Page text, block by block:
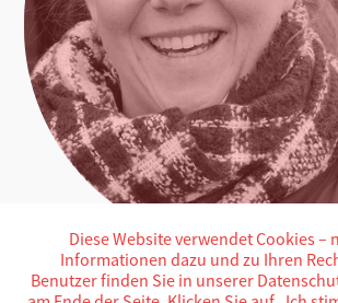
Marie Golüke
Diese Website verwendet Cookies –
Informationen dazu und zu Ihren
Benutzer finden Sie in unserer